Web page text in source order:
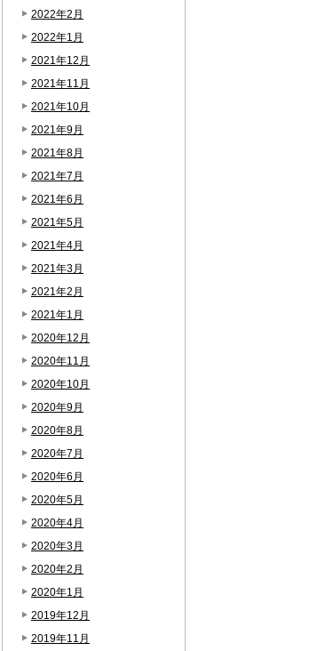
2022年2月
2022年1月
2021年12月
2021年11月
2021年10月
2021年9月
2021年8月
2021年7月
2021年6月
2021年5月
2021年4月
2021年3月
2021年2月
2021年1月
2020年12月
2020年11月
2020年10月
2020年9月
2020年8月
2020年7月
2020年6月
2020年5月
2020年4月
2020年3月
2020年2月
2020年1月
2019年12月
2019年11月